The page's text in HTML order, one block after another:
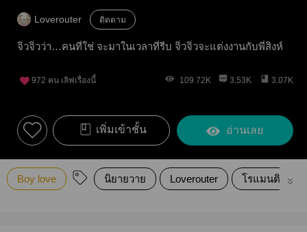
Loverouter ติดตาม
จิ๋วจิ๋วว่า…คนที่ใช่ จะมาในเวลาที่รีบ จิ๋วจิ๋วจะแต่งงานกับพี่สิงห์
972 คน เลิฟเรื่องนี้ 109.72K 3.53K 3.07K
เพิ่มเข้าชั้น อ่านเลย
Boy love นิยายวาย Loverouter โรแมนติกคอ